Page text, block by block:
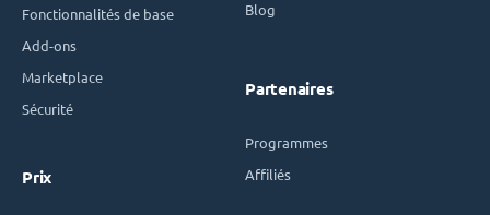
Fonctionnalités de base
Add-ons
Marketplace
Sécurité
Prix
Blog
Partenaires
Programmes
Affiliés